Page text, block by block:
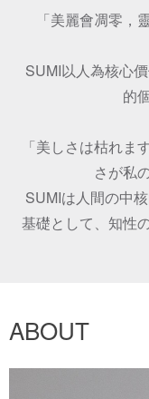
「美麗會凋零，
SUMI以人為核心
的
「美しさは枯れま
さが私
SUMIは人間の中
基礎として、知性
ABOUT